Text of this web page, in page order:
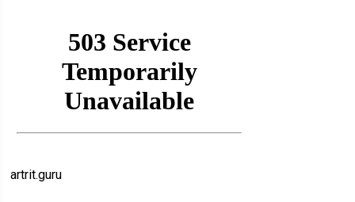
artrit.guru